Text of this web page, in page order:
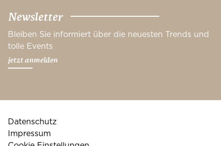
Newsletter
Bleiben Sie informiert über die neuesten Trends und
tolle Events
jetzt anmelden
Datenschutz
Impressum